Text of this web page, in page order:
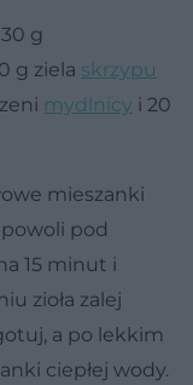
g
g ziela skrzypu
mydlnicy i 20
mieszanki
pod
15 minut i
zioła zalej
a po lekkim
ciepłej wody.